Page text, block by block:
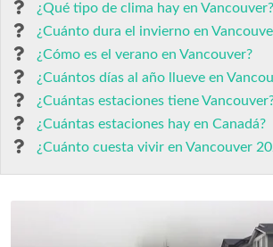
¿Qué tipo de clima hay en Vancouver?
¿Cuánto dura el invierno en
¿Cómo es el verano en Vancouver?
¿Cuántos días al año llueve en
¿Cuántas estaciones tiene
¿Cuántas estaciones hay en Canadá?
¿Cuánto cuesta vivir en Vancouver